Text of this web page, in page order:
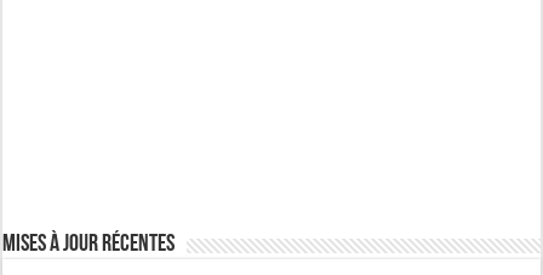
Mises à jour récentes